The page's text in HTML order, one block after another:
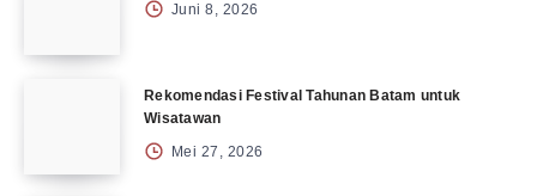
Juni 8, 2026
Rekomendasi Festival Tahunan Batam untuk
Wisatawan
Mei 27, 2026